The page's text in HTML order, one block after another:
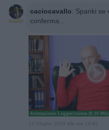
caciocavallo: Spanki se
conferma...
Animazione Leggerissima (0.10 Mb)
13 Giugno 2025 alle ore 13:42